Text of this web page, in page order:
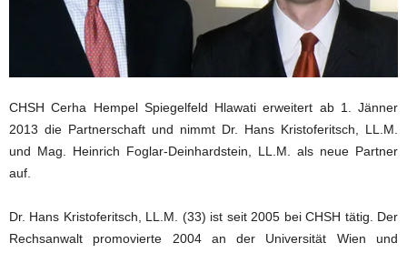
CHSH Cerha Hempel Spiegelfeld Hlawati erweitert ab 1. Jänner
2013 die Partnerschaft und nimmt Dr. Hans Kristoferitsch, LL.M.
und Mag. Heinrich Foglar-Deinhardstein, LL.M. als neue Partner
auf.
Dr. Hans Kristoferitsch, LL.M. (33) ist seit 2005 bei CHSH tätig. Der
Rechsanwalt promovierte 2004 an der Universität Wien und